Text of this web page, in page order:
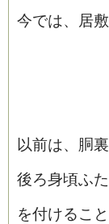
今では、居
以前は、胴
後ろ身頃ふ
を付けるこ